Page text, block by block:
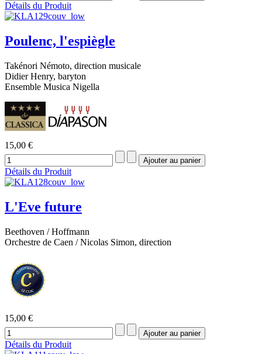
Détails du Produit
Poulenc, l'espiègle
Takénori Némoto, direction musicale
Didier Henry, baryton
Ensemble Musica Nigella
15,00 €
Détails du Produit
L'Eve future
Beethoven / Hoffmann
Orchestre de Caen / Nicolas Simon, direction
15,00 €
Détails du Produit